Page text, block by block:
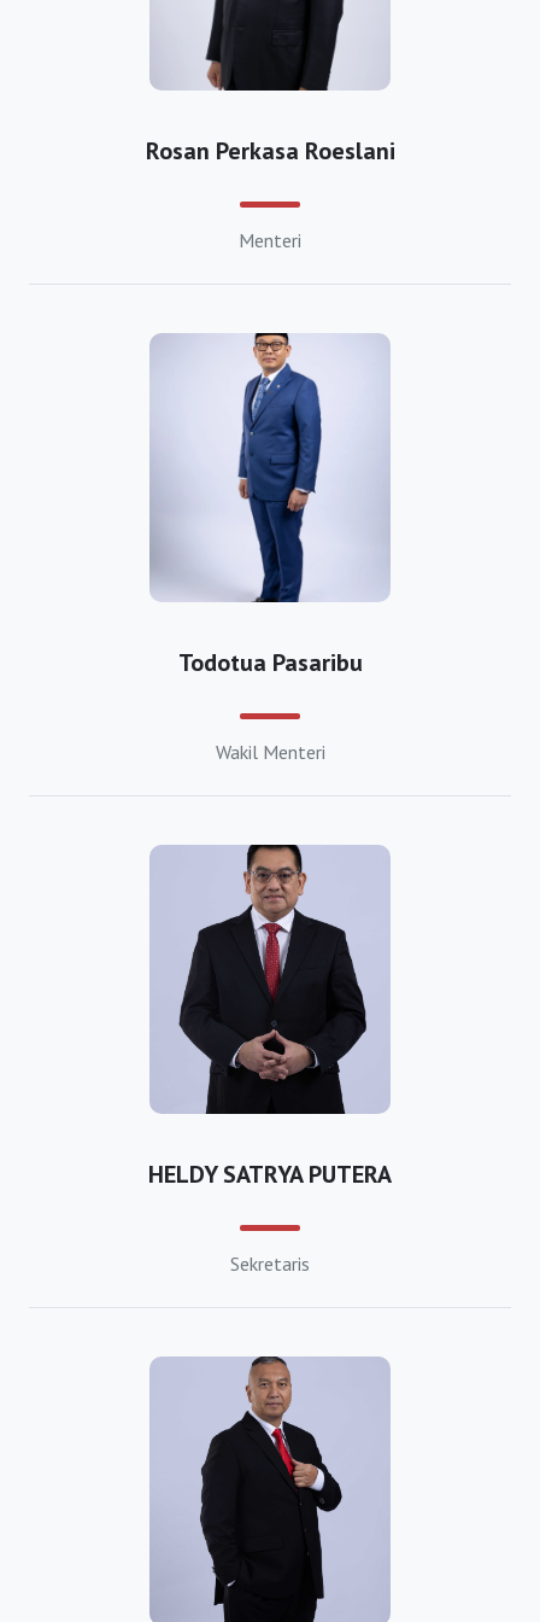
https://bkpmcirebon.com
https://bkpmdepok.org
https://bkpmbanjarnegara.org
https://bkpmbanyumas.org
https://bkpmbatang.org
https://bkpmblora.org
https://bkpmboyolali.org
https://bkpmbrebes.org
https://bkpmcilacap.org
https://bkpmklaten.org
https://bkpmkudus.org
https://bkpmmagelang.org
https://bkpmpati.org
https://bkpmpekalongan.org
https://bkpmpurbalingga.org
https://bkpmpurworejo.org
https://bkpmrembang.org
https://bkpmsragen.org
https://bkpmsukoharjo.org
https://bkpmkabtegal.org
https://bkpmtemanggung.org
https://bkpmwonogiri.org
Rosan Perkasa Roeslani
Menteri
Todotua Pasaribu
Wakil Menteri
HELDY SATRYA PUTERA
Sekretaris